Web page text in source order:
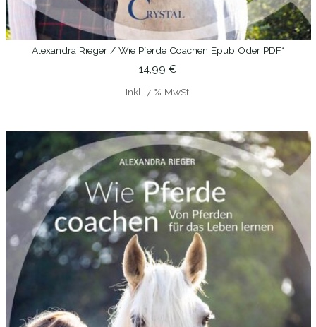
IN DEN WARENKORB
Alexandra Rieger / Wie Pferde Coachen Epub Oder PDF*
14,99 €
Inkl. 7 % MwSt.